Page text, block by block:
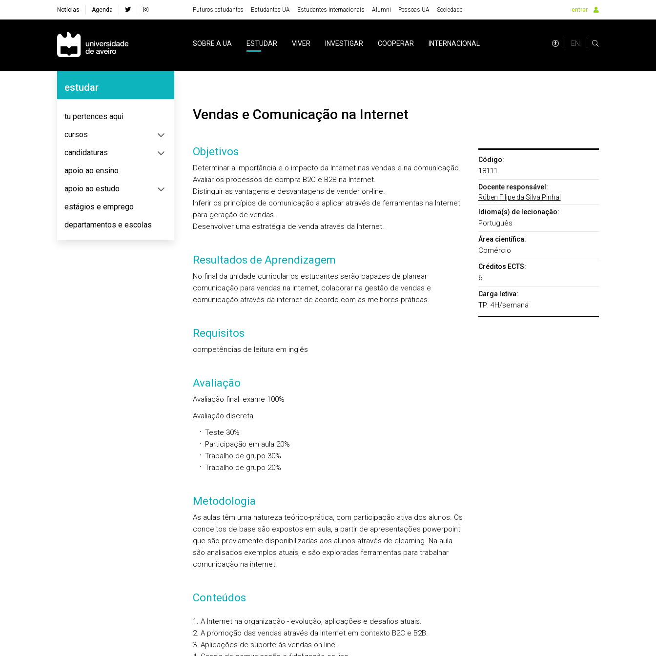
Notícias Agenda Futuros estudantes Estudantes UA Estudantes internacionais Alumni Pessoas UA Sociedade entrar
Navegação Principal
SOBRE A UA ESTUDAR VIVER INVESTIGAR COOPERAR INTERNACIONAL EN
Navegação Lateral
estudar
tu pertences aqui
cursos
candidaturas
apoio ao ensino
apoio ao estudo
estágios e emprego
departamentos e escolas
Vendas e Comunicação na Internet
Objetivos
Determinar a importância e o impacto da Internet nas vendas e na comunicação.
Avaliar os processos de compra B2C e B2B na Internet.
Distinguir as vantagens e desvantagens de vender on-line.
Inferir os princípios de comunicação a aplicar através de ferramentas na Internet
para geração de vendas.
Desenvolver uma estratégia de venda através da Internet.
Resultados de Aprendizagem
No final da unidade curricular os estudantes serão capazes de planear
comunicação para vendas na internet, colaborar na gestão de vendas e
comunicação através da internet de acordo com as melhores práticas.
Requisitos
competências de leitura em inglês
Avaliação
Avaliação final: exame 100%
Avaliação discreta
Teste 30%
Participação em aula 20%
Trabalho de grupo 30%
Trabalho de grupo 20%
Metodologia
As aulas têm uma natureza teórico-prática, com participação ativa dos alunos. Os
conceitos de base são expostos em aula, a partir de apresentações powerpoint
que são previamente disponibilizadas aos alunos através de elearning. Na aula
são analisados exemplos atuais, e são exploradas ferramentas para trabalhar
comunicação na internet.
Conteúdos
1. A Internet na organização - evolução, aplicações e desafios atuais.
2. A promoção das vendas através da Internet em contexto B2C e B2B.
3. Aplicações de suporte às vendas on-line.
Código:
18111
Docente responsável:
Rúben Filipe da Silva Pinhal
Idioma(s) de lecionação:
Português
Área científica:
Comércio
Créditos ECTS:
6
Carga letiva:
TP: 4H/semana